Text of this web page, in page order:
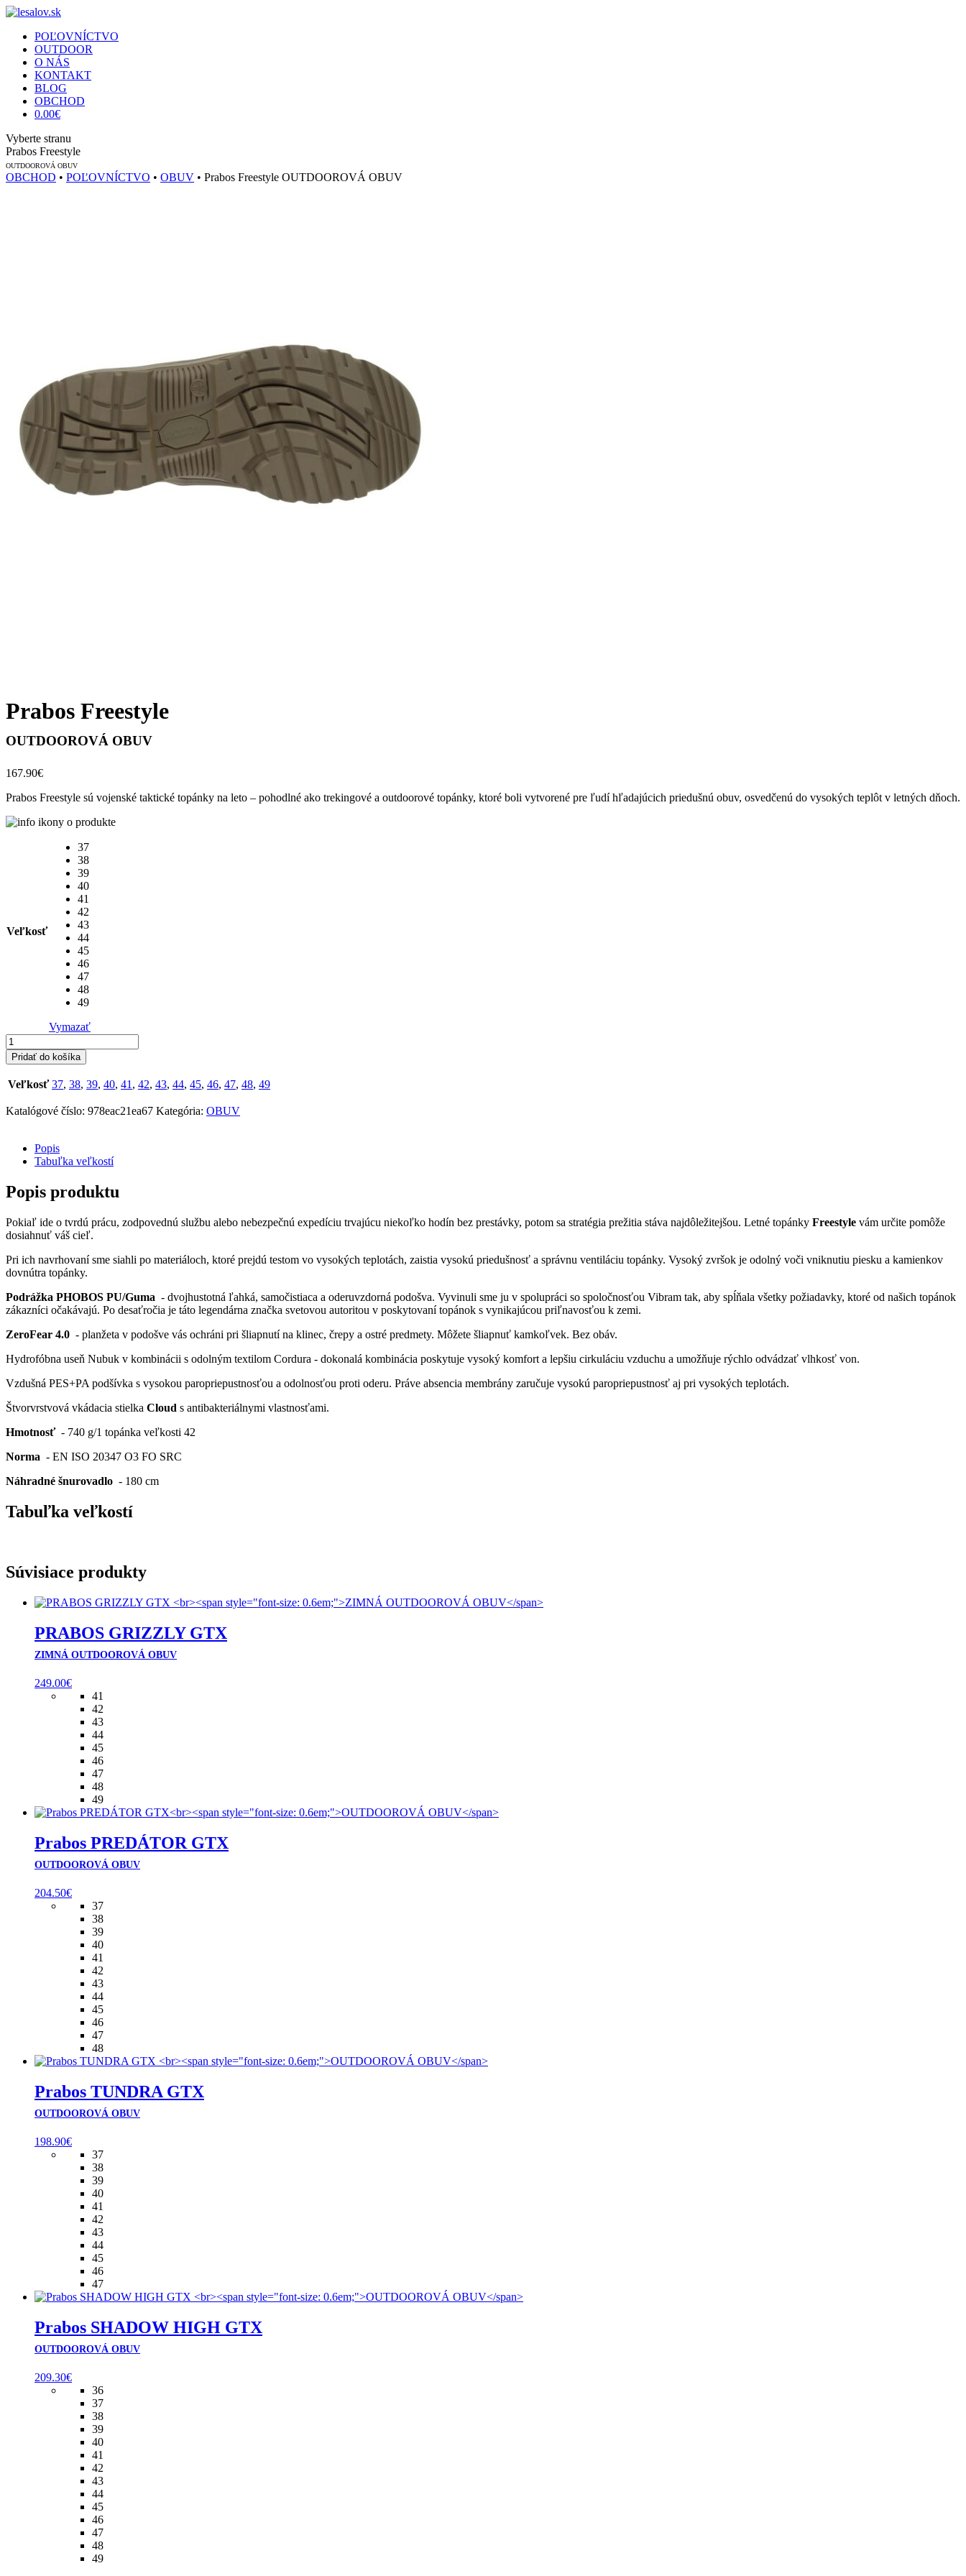
POĽOVNÍCTVO
OUTDOOR
O NÁS
KONTAKT
BLOG
OBCHOD
0.00€
Vyberte stranu
Prabos Freestyle
OUTDOOROVÁ OBUV
OBCHOD • POĽOVNÍCTVO • OBUV • Prabos Freestyle OUTDOOROVÁ OBUV
Prabos Freestyle
OUTDOOROVÁ OBUV
167.90€
Prabos Freestyle sú vojenské taktické topánky na leto – pohodlné ako trekingové a outdoorové topánky, ktoré boli vytvorené pre ľudí hľadajúcich priedušnú obuv, osvedčenú do vysokých teplôt v letných dňoch.
Veľkosť
37
38
39
40
41
42
43
44
45
46
47
48
49
Vymazať
množstvo
Prabos
Freestyle
OUTDOOROVÁ
OBUV
Pridať do košíka
Veľkosť 37, 38, 39, 40, 41 , 42, 43, 44, 45, 46, 47, 48, 49
Katalógové číslo: 978eac21ea67 Kategória: OBUV
Popis
Tabuľka veľkostí
Popis produktu
Pokiaľ ide o tvrdú prácu, zodpovednú službu alebo nebezpečnú expedíciu trvajúcu niekoľko hodín bez prestávky, potom sa stratégia prežitia stáva najdôležitejšou. Letné topánky Freestyle vám určite pomôže
dosiahnuť váš cieľ.
Pri ich navrhovaní sme siahli po materiáloch, ktoré prejdú testom vo vysokých teplotách, zaistia vysokú priedušnosť a správnu ventiláciu topánky. Vysoký zvršok je odolný voči vniknutiu piesku a kamienkov
dovnútra topánky.
Podrážka PHOBOS PU/Guma - dvojhustotná ľahká, samočistiaca a oderuvzdorná podošva. Vyvinuli sme ju v spolupráci so spoločnosťou Vibram tak, aby spĺňala všetky požiadavky, ktoré od našich topánok
zákazníci očakávajú. Po desaťročia je táto legendárna značka svetovou autoritou v poskytovaní topánok s vynikajúcou priľnavosťou k zemi.
ZeroFear 4.0 - planžeta v podošve vás ochráni pri šliapnutí na klinec, črepy a ostré predmety. Môžete šliapnuť kamkoľvek. Bez obáv.
Hydrofóbna useň Nubuk v kombinácii s odolným textilom Cordura - dokonalá kombinácia poskytuje vysoký komfort a lepšiu cirkuláciu vzduchu a umožňuje rýchlo odvádzať vlhkosť von.
Vzdušná PES+PA podšívka s vysokou paropriepustnosťou a odolnosťou proti oderu. Práve absencia membrány zaručuje vysokú paropriepustnosť aj pri vysokých teplotách.
Štvorvrstvová vkádacia stielka Cloud s antibakteriálnymi vlastnosťami.
Hmotnosť - 740 g/1 topánka veľkosti 42
Norma - EN ISO 20347 O3 FO SRC
Náhradné šnurovadlo - 180 cm
Tabuľka veľkostí
Súvisiace produkty
PRABOS GRIZZLY GTX
ZIMNÁ OUTDOOROVÁ OBUV
249.00€
41
42
43
44
45
46
47
48
49
Prabos PREDÁTOR GTX
OUTDOOROVÁ OBUV
204.50€
37
38
39
40
41
42
43
44
45
46
47
48
Prabos TUNDRA GTX
OUTDOOROVÁ OBUV
198.90€
37
38
39
40
41
42
43
44
45
46
47
Prabos SHADOW HIGH GTX
OUTDOOROVÁ OBUV
209.30€
36
37
38
39
40
41
42
43
44
45
46
47
48
49